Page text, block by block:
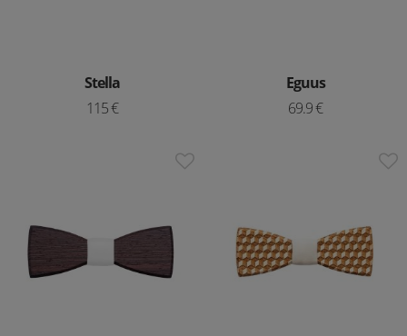
Stella
115 €
Eguus
69.9 €